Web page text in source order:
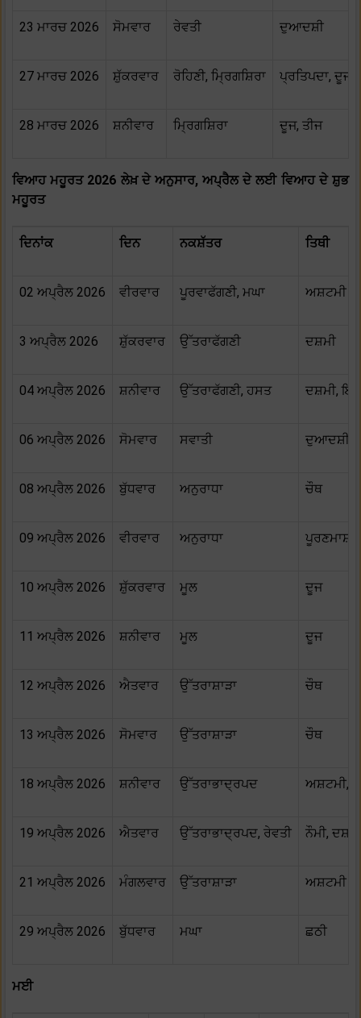
23 ਮਾਰਚ 2026 ਸੋਮਵਾਰ ਰੇਵਤੀ ਦੁਆਦਸ਼ੀ
27 ਮਾਰਚ 2026 ਸ਼ੁੱਕਰਵਾਰ ਰੋਹਿਣੀ, ਮ੍ਰਿਗਸ਼ਿਰਾ ਪ੍ਰਤਿਪਦਾ, ਦੂਜ
28 ਮਾਰਚ 2026 ਸ਼ਨੀਵਾਰ ਮ੍ਰਿਗਸ਼ਿਰਾ ਦੂਜ, ਤੀਜ
ਵਿਆਹ ਮਹੂਰਤ 2026 ਲੇਖ਼ ਦੇ ਅਨੁਸਾਰ, ਅਪ੍ਰੈਲ ਦੇ ਲਈ ਵਿਆਹ ਦੇ ਸ਼ੁਭ
ਮਹੂਰਤ
ਦਿਨਾਂਕ ਦਿਨ ਨਕਸ਼ੱਤਰ ਤਿਥੀ
02 ਅਪ੍ਰੈਲ 2026 ਵੀਰਵਾਰ ਪੂਰਵਾਫੱਗਣੀ, ਮਘਾ ਅਸ਼ਟਮੀ
3 ਅਪ੍ਰੈਲ 2026 ਸ਼ੁੱਕਰਵਾਰ ਉੱਤਰਾਫੱਗਣੀ ਦਸ਼ਮੀ
04 ਅਪ੍ਰੈਲ 2026 ਸ਼ਨੀਵਾਰ ਉੱਤਰਾਫੱਗਣੀ, ਹਸਤ ਦਸ਼ਮੀ,
06 ਅਪ੍ਰੈਲ 2026 ਸੋਮਵਾਰ ਸਵਾਤੀ ਦੁਆਦਸ਼ੀ,
08 ਅਪ੍ਰੈਲ 2026 ਬੁੱਧਵਾਰ ਅਨੁਰਾਧਾ ਚੌਥ
09 ਅਪ੍ਰੈਲ 2026 ਵੀਰਵਾਰ ਅਨੁਰਾਧਾ ਪੂਰਣਮਾਸ਼ੀ
10 ਅਪ੍ਰੈਲ 2026 ਸ਼ੁੱਕਰਵਾਰ ਮੂਲ ਦੂਜ
11 ਅਪ੍ਰੈਲ 2026 ਸ਼ਨੀਵਾਰ ਮੂਲ ਦੂਜ
12 ਅਪ੍ਰੈਲ 2026 ਐਤਵਾਰ ਉੱਤਰਾਸ਼ਾੜਾ ਚੌਥ
13 ਅਪ੍ਰੈਲ 2026 ਸੋਮਵਾਰ ਉੱਤਰਾਸ਼ਾੜਾ ਚੌਥ
18 ਅਪ੍ਰੈਲ 2026 ਸ਼ਨੀਵਾਰ ਉੱਤਰਾਭਾਦ੍ਰਪਦ ਅਸ਼ਟਮੀ,
19 ਅਪ੍ਰੈਲ 2026 ਐਤਵਾਰ ਉੱਤਰਾਭਾਦ੍ਰਪਦ, ਰੇਵਤੀ ਨੌਮੀ,
21 ਅਪ੍ਰੈਲ 2026 ਮੰਗਲਵਾਰ ਉੱਤਰਾਸ਼ਾੜਾ ਅਸ਼ਟਮੀ
29 ਅਪ੍ਰੈਲ 2026 ਬੁੱਧਵਾਰ ਮਘਾ ਛਠੀ
ਮਈ